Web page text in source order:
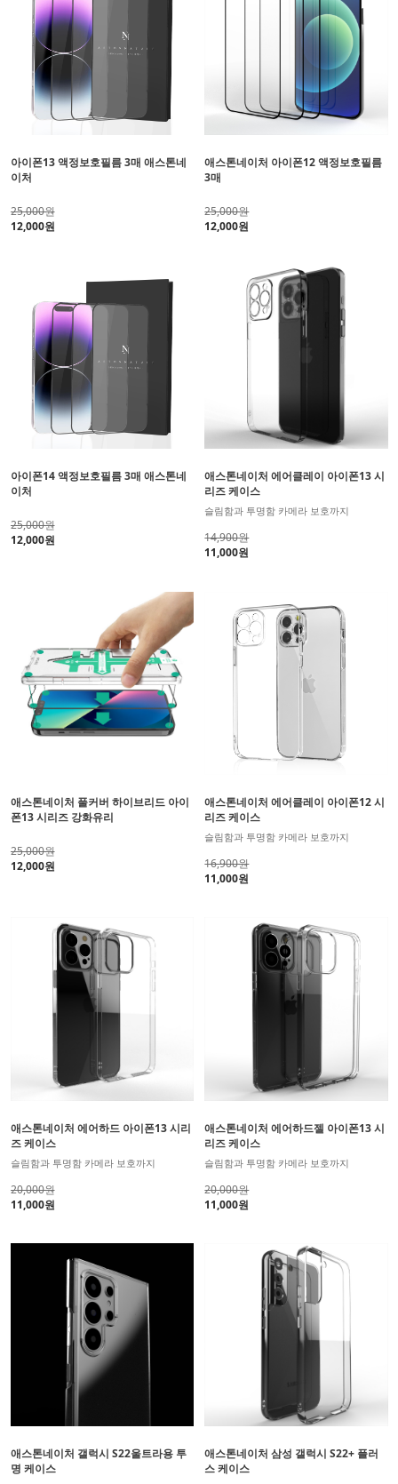
아이폰13 액정보호필름 3매 애스톤네
이처
25,000원
12,000원
애스톤네이처 아이폰12 액정보호필름
3매
25,000원
12,000원
아이폰14 액정보호필름 3매 애스톤네
이처
25,000원
12,000원
애스톤네이처 에어클레이 아이폰13 시
리즈 케이스
슬림함과 투명함 카메라 보호까지
14,900원
11,000원
애스톤네이처 풀커버 하이브리드 아이
폰13 시리즈 강화유리
25,000원
12,000원
애스톤네이처 에어클레이 아이폰12 시
리즈 케이스
슬림함과 투명함 카메라 보호까지
16,900원
11,000원
애스톤네이처 에어하드 아이폰13 시리
즈 케이스
슬림함과 투명함 카메라 보호까지
20,000원
11,000원
애스톤네이처 에어하드젤 아이폰13 시
리즈 케이스
슬림함과 투명함 카메라 보호까지
20,000원
11,000원
애스톤네이처 갤럭시 S22울트라용 투
명 케이스
애스톤네이처 삼성 갤럭시 S22+ 플러
스 케이스